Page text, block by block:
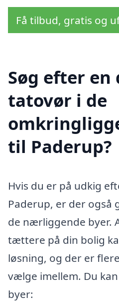
Få tilbud, gratis og
Søg efter
tatovør i de
til Paderup?
Hvis du er på udkig
Paderup, er der også
de nærliggende byer.
tættere på din bolig
løsning, og der er
vælge imellem. Du
byer: